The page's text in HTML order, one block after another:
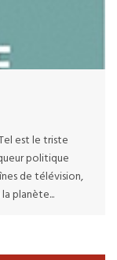
est le triste
politique
de télévision,
planète...